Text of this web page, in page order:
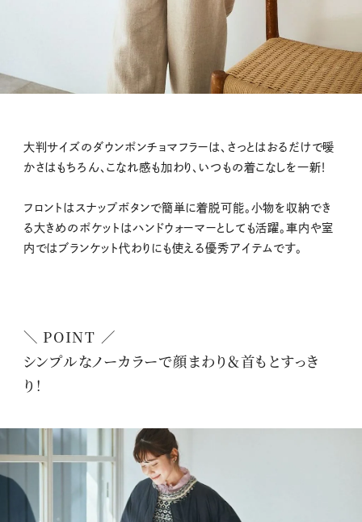
大判サイズのダウンポンチョマフラーは、さっとはおるだけで暖
かさはもちろん、こなれ感も加わり、いつもの着こなしを一新！
フロントはスナップボタンで簡単に着脱可能。小物を収納でき
る大きめのポケットはハンドウォーマーとしても活躍。車内や室
内ではブランケット代わりにも使える優秀アイテムです。
＼ POINT ／
シンプルなノーカラーで顔まわり＆首もとすっき
り！